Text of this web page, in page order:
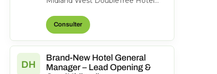
Midland, Texas, United State...
Consulter
DH
Brand-New Hotel General
Manager – Lead Opening &